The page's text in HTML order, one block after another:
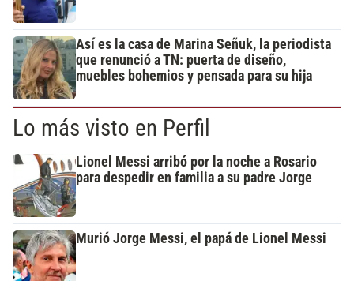
Así es la casa de Marina Señuk, la periodista
que renunció a TN: puerta de diseño,
muebles bohemios y pensada para su hija
Lo más visto en Perfil
Lionel Messi arribó por la noche a Rosario
para despedir en familia a su padre Jorge
Murió Jorge Messi, el papá de Lionel Messi